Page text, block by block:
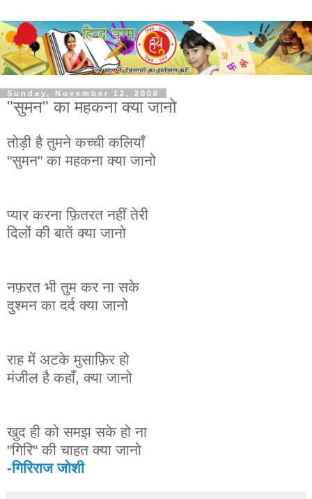
Sunday, November 12, 2006
"सुमन" का महकना क्या जानो
तोड़ी है तुमने कच्ची कलियाँ
"सुमन" का महकना क्या जानो
प्यार करना फ़ितरत नहीं तेरी
दिलों की बातें क्या जानो
नफ़रत भी तुम कर ना सके
दुश्मन का दर्द क्या जानो
राह में अटके मुसाफ़िर हो
मंजील है कहाँ, क्या जानो
खुद ही को समझ सके हो ना
"गिरि" की चाहत क्या जानो
-गिरिराज जोशी